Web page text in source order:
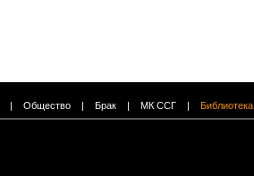
| Общество | Брак | МК ССГ | Библиотека